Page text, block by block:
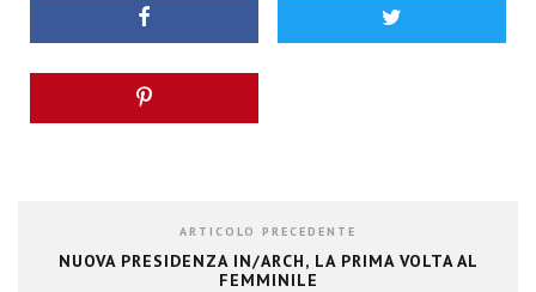
ARTICOLO PRECEDENTE
NUOVA PRESIDENZA IN/ARCH, LA PRIMA VOLTA AL
FEMMINILE